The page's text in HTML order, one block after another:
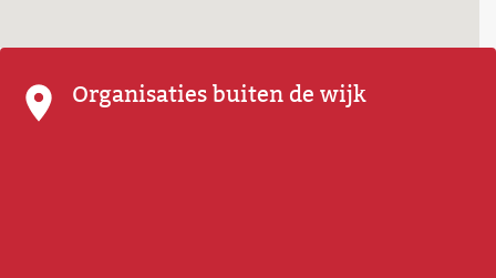
Organisaties buiten de wijk